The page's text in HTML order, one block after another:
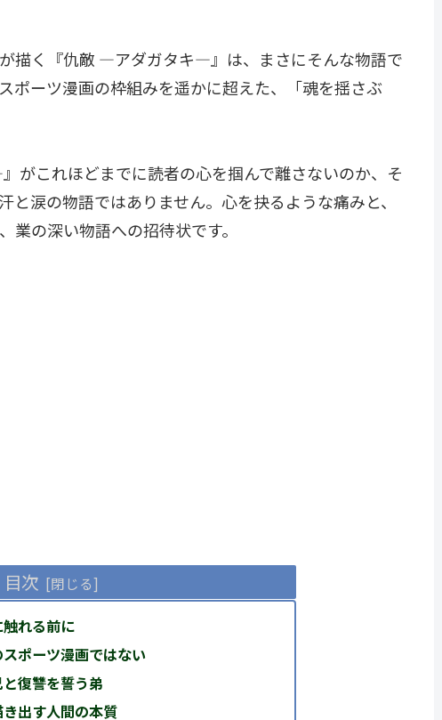
描く『仇敵 ―アダガタキ―』は、まさにそんな物語で
ポーツ漫画の枠組みを遥かに超えた、「魂を揺さぶ
がこれほどまでに読者の心を掴んで離さないのか、そ
涙の物語ではありません。心を抉るような痛みと、
業の深い物語への招待状です。
目次
れる前に
ポーツ漫画ではない
復讐を誓う弟
出す人間の本質